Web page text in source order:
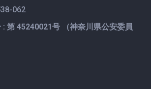
062
第 45240021号 （神奈川県公安委員